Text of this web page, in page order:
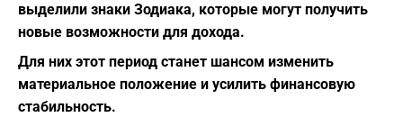
выделили знаки Зодиака, которые могут получить
новые возможности для дохода.
Для них этот период станет шансом изменить
материальное положение и усилить финансовую
стабильность.